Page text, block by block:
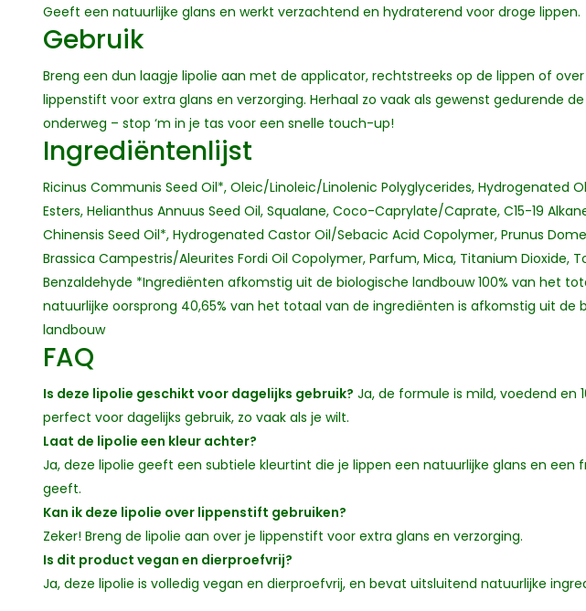
Geeft een natuurlijke glans en werkt verzachtend en hydraterend voor droge lippen.
Gebruik
Breng een dun laagje lipolie aan met de applicator, rechtstreeks op de lippen of
lippenstift voor extra glans en verzorging. Herhaal zo vaak als gewenst gedurende
onderweg – stop ‘m in je tas voor een snelle touch-up!
Ingrediëntenlijst
Ricinus Communis Seed Oil*, Oleic/Linoleic/Linolenic Polyglycerides, Hydrogenated
Esters, Helianthus Annuus Seed Oil, Squalane, Coco-Caprylate/Caprate, C15-19
Chinensis Seed Oil*, Hydrogenated Castor Oil/Sebacic Acid Copolymer, Prunus
Brassica Campestris/Aleurites Fordi Oil Copolymer, Parfum, Mica, Titanium Dioxide,
Benzaldehyde *Ingrediënten afkomstig uit de biologische landbouw 100% van het
natuurlijke oorsprong 40,65% van het totaal van de ingrediënten is afkomstig uit de
landbouw
FAQ
Is deze lipolie geschikt voor dagelijks gebruik? Ja, de formule is mild, voedend en
perfect voor dagelijks gebruik, zo vaak als je wilt.
Laat de lipolie een kleur achter?
Ja, deze lipolie geeft een subtiele kleurtint die je lippen een natuurlijke glans en een
geeft.
Kan ik deze lipolie over lippenstift gebruiken?
Zeker! Breng de lipolie aan over je lippenstift voor extra glans en verzorging.
Is dit product vegan en dierproefvrij?
Ja, deze lipolie is volledig vegan en dierproefvrij, en bevat uitsluitend natuurlijke